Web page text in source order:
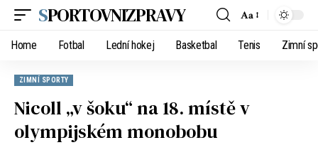
SPORTOVNIZPRAVY Aa
Home Fotbal Lední hokej Basketbal Tenis Zimní
ZIMNÍ SPORTY
Nicoll „v šoku“ na 18. místě v
olympijském monobobu